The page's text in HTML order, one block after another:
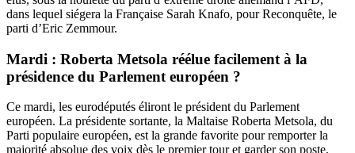
dans lequel siégera la Française Sarah Knafo, pour Reconquête, le
parti d’Eric Zemmour.
Mardi : Roberta Metsola réélue facilement à la
présidence du Parlement européen ?
Ce mardi, les eurodéputés éliront le président du Parlement
européen. La présidente sortante, la Maltaise Roberta Metsola, du
Parti populaire européen, est la grande favorite pour remporter la
majorité absolue des voix dès le premier tour et garder son poste,